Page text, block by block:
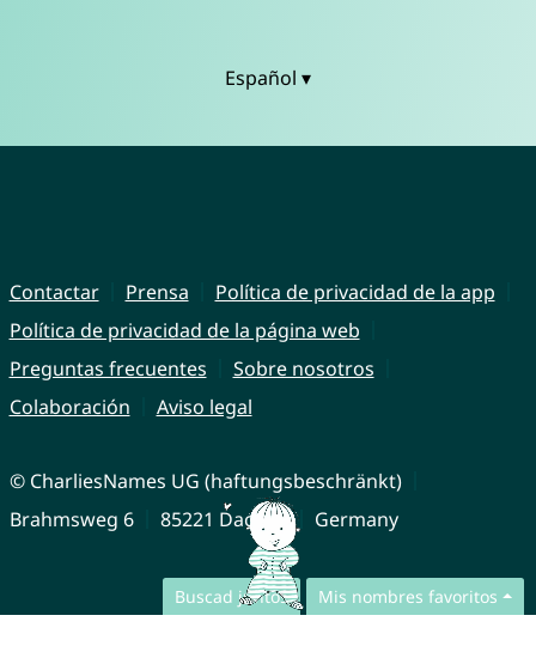
Buscad juntos Mis nombres favoritos
Español ▾
Contactar Prensa
Política de privacidad de la app
Política de privacidad de la página web
Preguntas frecuentes
Sobre nosotros
Colaboración
Aviso legal
© CharliesNames UG (haftungsbeschränkt)
Brahmsweg 6
85221 Dachau Germany